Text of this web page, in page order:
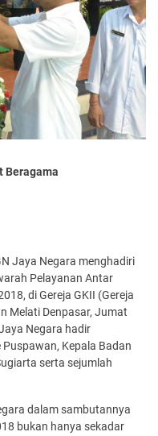
Beragama
Jaya Negara menghadiri
Pelayanan Antar
di Gereja GKII (Gereja
Melati Denpasar, Jumat
Negara hadir
Kepala Badan
serta sejumlah
dalam sambutannya
bukan hanya sekadar